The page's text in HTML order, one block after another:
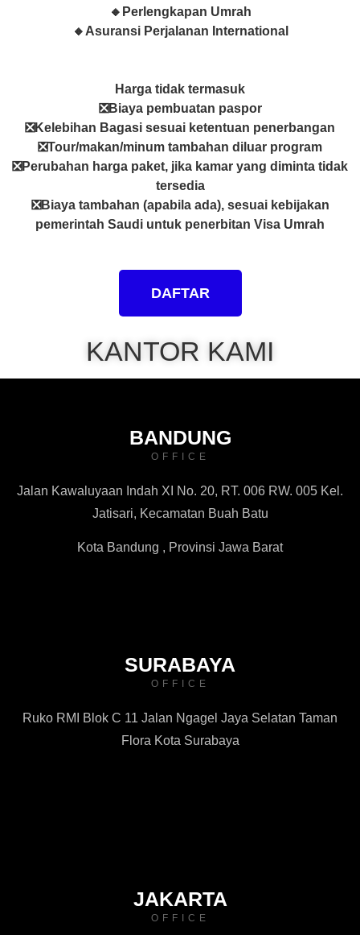
🔸Perlengkapan Umrah
🔸Asuransi Perjalanan International
Harga tidak termasuk
❎Biaya pembuatan paspor
❎Kelebihan Bagasi sesuai ketentuan penerbangan
❎Tour/makan/minum tambahan diluar program
❎Perubahan harga paket, jika kamar yang diminta tidak
tersedia
❎Biaya tambahan (apabila ada), sesuai kebijakan
pemerintah Saudi untuk penerbitan Visa Umrah
DAFTAR
KANTOR KAMI
BANDUNG
OFFICE
Jalan Kawaluyaan Indah XI No. 20, RT. 006 RW. 005 Kel.
Jatisari, Kecamatan Buah Batu
Kota Bandung , Provinsi Jawa Barat
SURABAYA
OFFICE
Ruko RMI Blok C 11 Jalan Ngagel Jaya Selatan Taman
Flora Kota Surabaya
JAKARTA
OFFICE